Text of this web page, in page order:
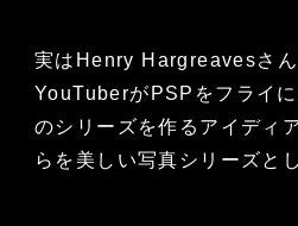
実はHenry Hargreavesさん
YouTuberがPSPをフライ
のシリーズを作るアイディ
らを美しい写真シリーズと